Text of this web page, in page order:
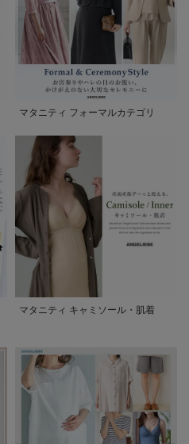
マタニティ フォーマルカテゴリ
マタニティ キャミソール・肌着